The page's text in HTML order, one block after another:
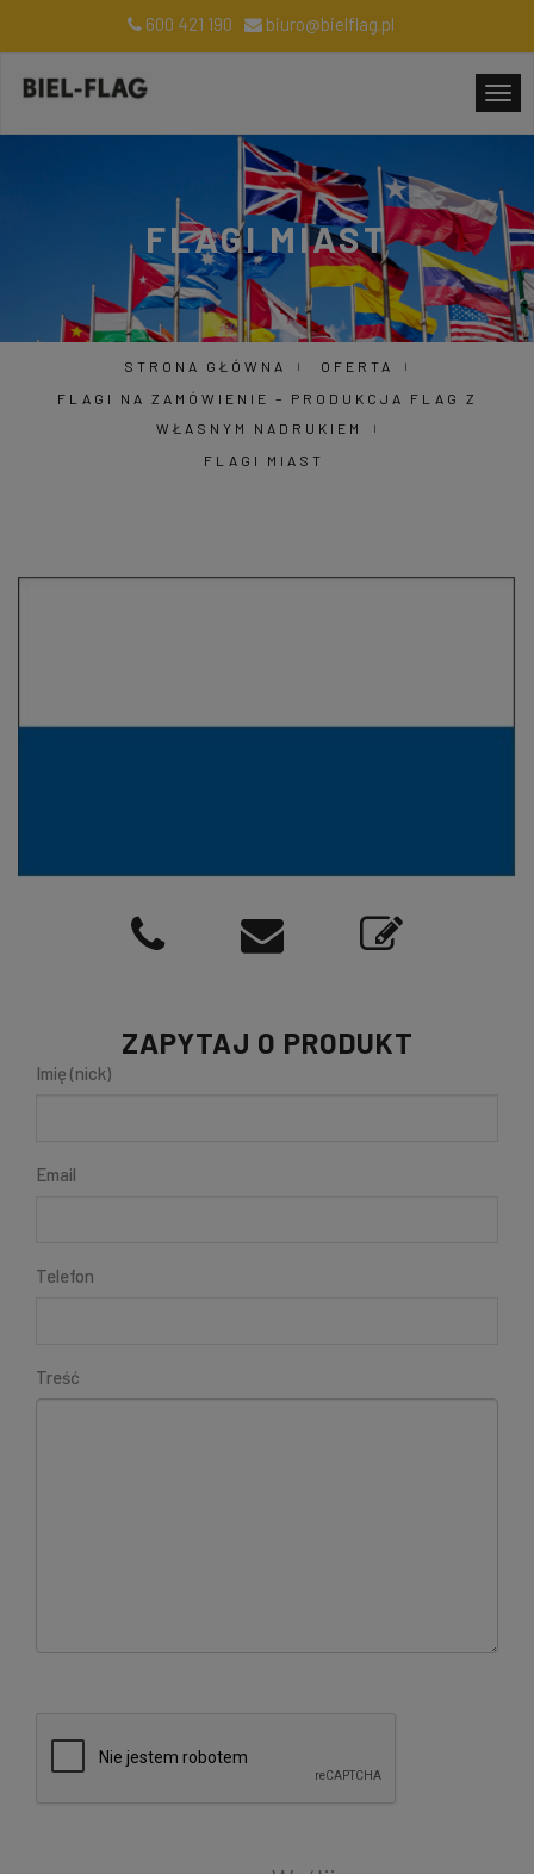
600 421 190 biuro@bielflag.pl
FLAGI MIAST
STRONA GŁÓWNA
OFERTA
FLAGI NA ZAMÓWIENIE – PRODUKCJA FLAG Z
WŁASNYM NADRUKIEM
FLAGI MIAST
ZAPYTAJ O PRODUKT
Imię (nick)
Email
Telefon
Treść